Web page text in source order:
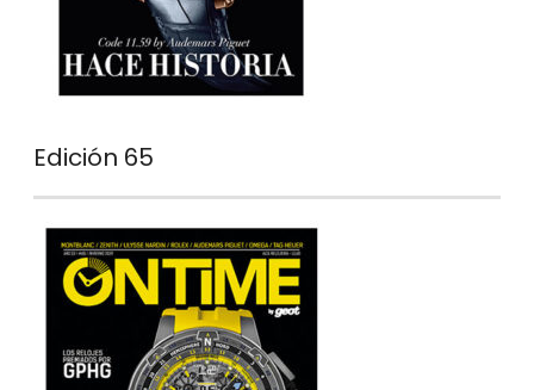
Edición 65